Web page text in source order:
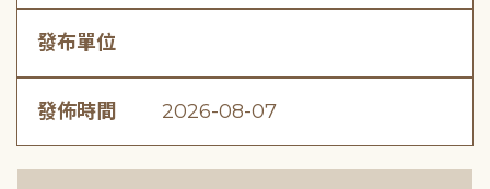
發布單位
發佈時間 2026-08-07